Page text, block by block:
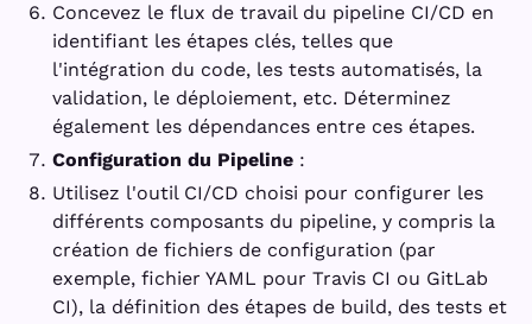
Concevez le flux de travail du pipeline CI/CD en
identifiant les étapes clés, telles que
l'intégration du code, les tests automatisés, la
validation, le déploiement, etc. Déterminez
également les dépendances entre ces étapes.
Configuration du Pipeline :
Utilisez l'outil CI/CD choisi pour configurer les
différents composants du pipeline, y compris la
création de fichiers de configuration (par
exemple, fichier YAML pour Travis CI ou GitLab
CI), la définition des étapes de build, des tests et